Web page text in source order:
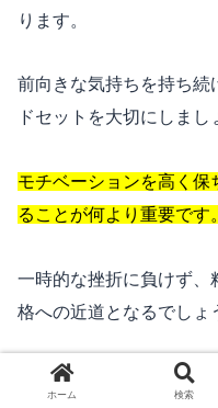
ります。
前向きな気持ちを持ち続
ドセットを大切にしまし
モチベーションを高く保
ることが何より重要です。
一時的な挫折に負けず、
格への近道となるでしょ
ホーム 検索